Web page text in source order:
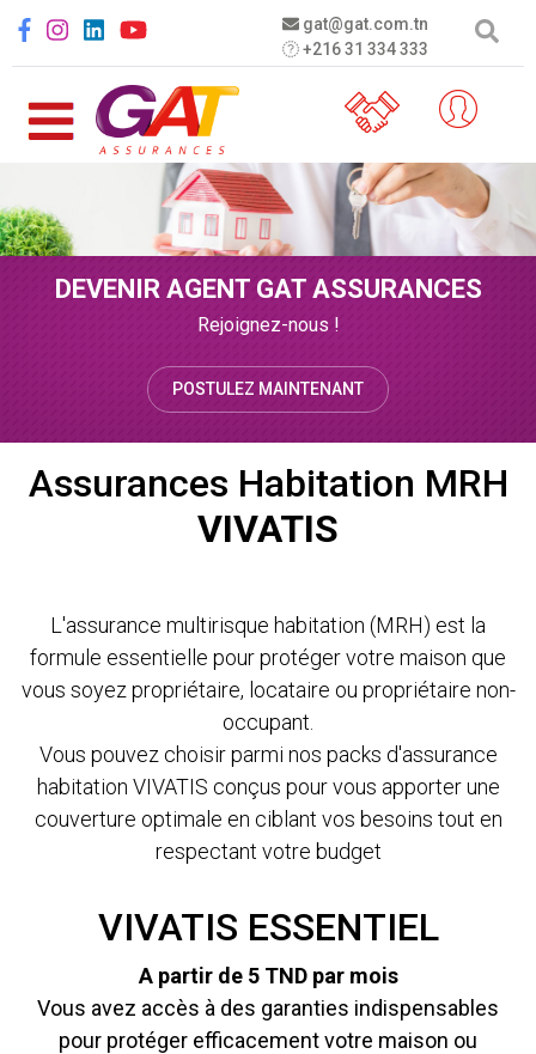
gat@gat.com.tn
+216 31 334 333
Social menu
DEVENIR AGENT GAT ASSURANCES
Rejoignez-nous !
POSTULEZ MAINTENANT
Assurances Habitation MRH
VIVATIS
L'assurance multirisque habitation (MRH) est la
formule essentielle pour protéger votre maison que
vous soyez propriétaire, locataire ou propriétaire non-
occupant.
Vous pouvez choisir parmi nos packs d'assurance
habitation VIVATIS conçus pour vous apporter une
couverture optimale en ciblant vos besoins tout en
respectant votre budget
VIVATIS ESSENTIEL
A partir de 5 TND par mois
Vous avez accès à des garanties indispensables
pour protéger efficacement votre maison ou